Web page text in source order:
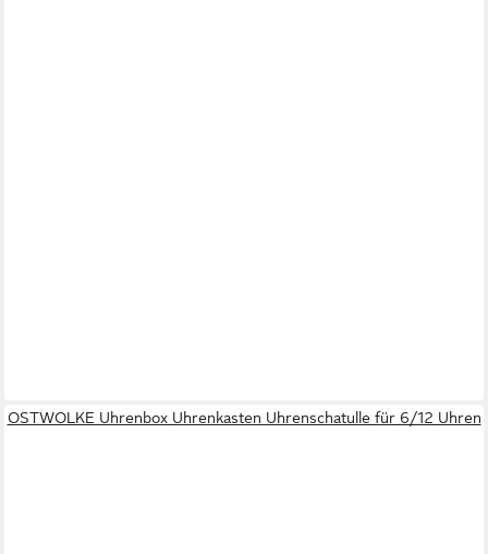
OSTWOLKE Uhrenbox Uhrenkasten Uhrenschatulle für 6/12 Uhren